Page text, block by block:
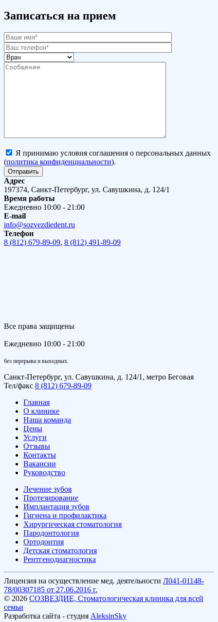
Записаться на прием
Я принимаю условия соглашения о персональных данных
(политика конфиденциальности).
Адрес
197374, Санкт-Петербург, ул. Савушкина, д. 124/1
Время работы
Ежедневно 10:00 - 21:00
E-mail
info@sozvezdiedent.ru
Телефон
8 (812) 679-89-09, 8 (812) 491-89-09
Все права защищены
Ежедневно 10:00 - 21:00
без перерыва и выходных.
Санкт-Петербург, ул. Савушкина, д. 124/1, метро Беговая
Тел/факс 8 (812) 679-89-09
Главная
О клинике
Наша команда
Цены
Услуги
Отзывы
Контакты
Вакансии
Руководство
Лечение зубов
Протезирование
Имплантация зубов
Гигиена и профилактика
Хирургическая стоматология
Пародонтология
Ортодонтия
Детская стоматология
Рентгенодиагностика
Лицензия на осуществление мед. деятельности Л041-01148-
78/00307185 от 27.06.2016 г.
© 2026 СОЗВЕЗДИЕ, Стоматологическая клиника для всей
семьи
Разработка сайта - студия AleksinSky